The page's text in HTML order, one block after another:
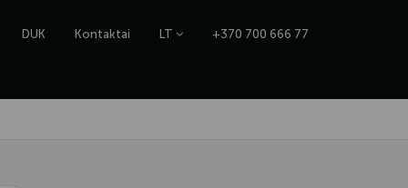
DUK Kontaktai LT +370 700 666 77